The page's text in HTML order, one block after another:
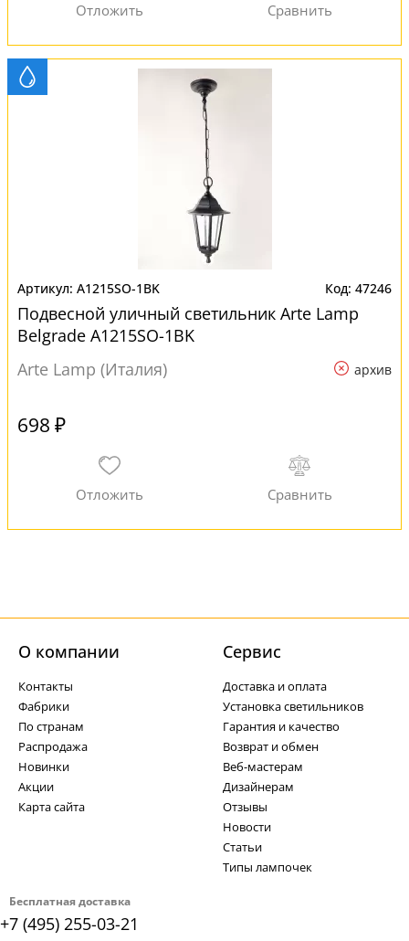
A1215SO-1BK 47246
Подвесной уличный светильник Arte Lamp
Belgrade A1215SO-1BK
Arte Lamp (Италия)
архив
698 ₽
Бесплатная доставка
+7 (495) 255-03-21
О компании
Контакты
Фабрики
По странам
Распродажа
Новинки
Акции
Карта сайта
Cервис
Доставка и оплата
Установка светильников
Гарантия и качество
Возврат и обмен
Веб-мастерам
Дизайнерам
Отзывы
Новости
Статьи
Типы лампочек